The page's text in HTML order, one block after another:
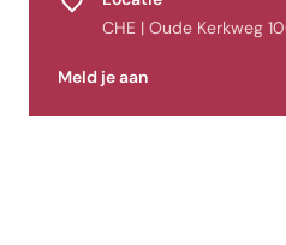
Het opleidingstype is Post-hbo.
Onder welke categorie valt
De opleiding Management valt
CHE | Oude Kerkweg
Meld je aan